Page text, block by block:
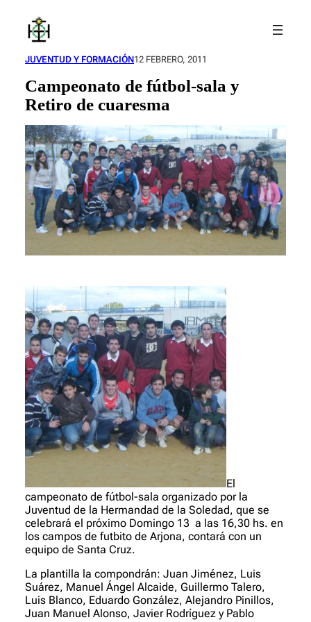
contenido
JUVENTUD Y FORMACIÓN12 FEBRERO, 2011
Campeonato de fútbol-sala y
Retiro de cuaresma
El
campeonato de fútbol-sala organizado por la
Juventud de la Hermandad de la Soledad, que se
celebrará el próximo Domingo 13 a las 16,30 hs. en
los campos de futbito de Arjona, contará con un
equipo de Santa Cruz.
La plantilla la compondrán: Juan Jiménez, Luis
Suárez, Manuel Ángel Alcaide, Guillermo Talero,
Luis Blanco, Eduardo González, Alejandro Pinillos,
Juan Manuel Alonso, Javier Rodríguez y Pablo